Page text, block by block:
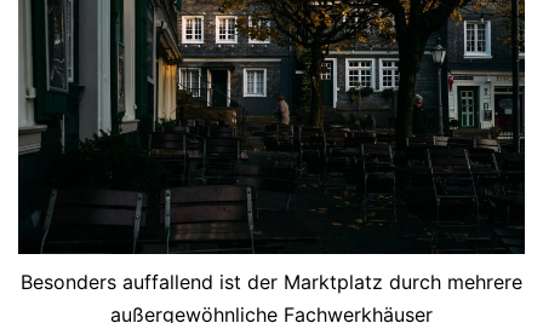
Besonders auffallend ist der Marktplatz durch mehrere
außergewöhnliche Fachwerkhäuser